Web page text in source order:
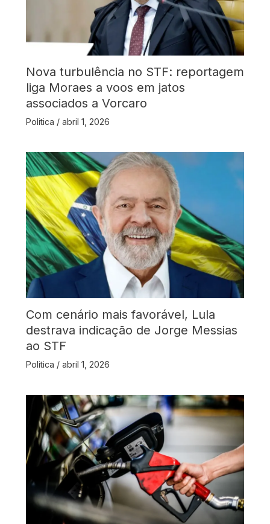
Nova turbulência no STF: reportagem
liga Moraes a voos em jatos
associados a Vorcaro
Politica / abril 1, 2026
Com cenário mais favorável, Lula
destrava indicação de Jorge Messias
ao STF
Politica / abril 1, 2026